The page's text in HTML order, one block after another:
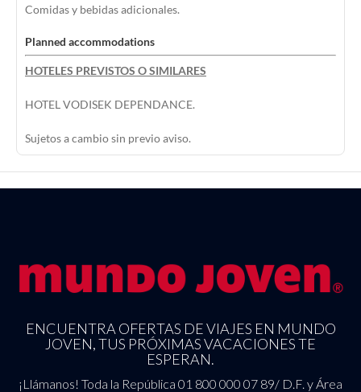
Comidas y bebidas adicionales.
Planned accommodations
HOTELES PREVISTOS O SIMILARES
HOTEL VODISEK DEPENDANCE.
Sujetos a cambio sin previo aviso.
ENCUENTRA OFERTAS DE VIAJES EN MUNDO
JOVEN, TUS PRÓXIMAS VACACIONES TE
ESPERAN.
¡Llámanos! Toda la República 01 800 000 07 89/ D.F. y Área